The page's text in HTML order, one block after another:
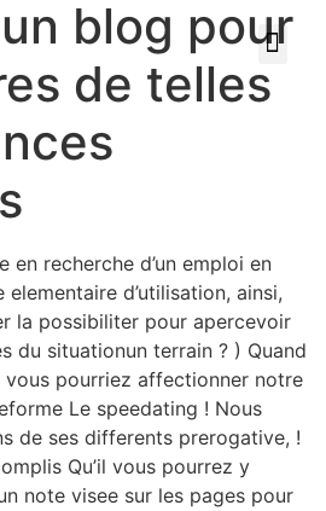
blog pour
de telles
en recherche d’un emploi en
d’utilisation, ainsi,
la possibiliter pour apercevoir
du situationun terrain ? ) Quand
vous pourriez affectionner notre
Le speedating ! Nous
de ses differents prerogative, !
Qu’il vous pourrez y
note visee sur les pages pour